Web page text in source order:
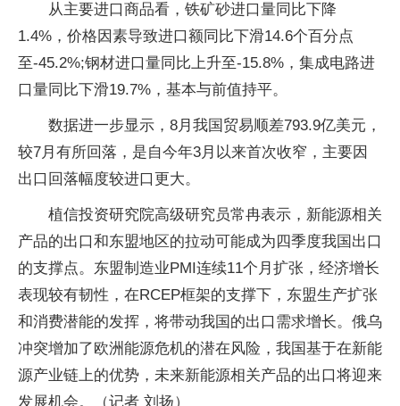
从主要进口商品看，铁矿砂进口量同比下降
1.4%，价格因素导致进口额同比下滑14.6个百分点
至-45.2%;钢材进口量同比上升至-15.8%，集成电路进
口量同比下滑19.7%，基本与前值持平。
数据进一步显示，8月我国贸易顺差793.9亿美元，
较7月有所回落，是自今年3月以来首次收窄，主要因
出口回落幅度较进口更大。
植信投资研究院高级研究员常冉表示，新能源相关
产品的出口和东盟地区的拉动可能成为四季度我国出口
的支撑点。东盟制造业PMI连续11个月扩张，经济增长
表现较有韧性，在RCEP框架的支撑下，东盟生产扩张
和消费潜能的发挥，将带动我国的出口需求增长。俄乌
冲突增加了欧洲能源危机的潜在风险，我国基于在新能
源产业链上的优势，未来新能源相关产品的出口将迎来
发展机会。（记者 刘扬）